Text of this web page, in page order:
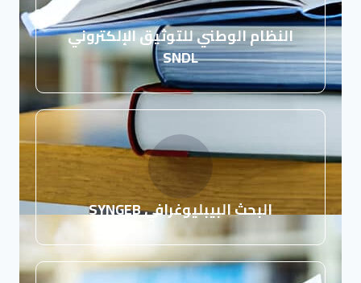
النظام الوطني للتوثيق اﻹلكتروني
SNDL
البحث البيبليوغرافي SYNGEB